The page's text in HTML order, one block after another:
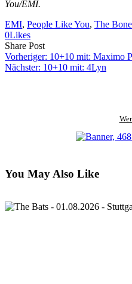
You/EMI.
EMI, People Like You, The
0Likes
Share PostShare
on
Facebook
Copy
URL
to
Send
Link
via
Vorheriger: 10+10 mit: Maximo
Nächster: 10+10 mit: 4Lyn
You May Also Like